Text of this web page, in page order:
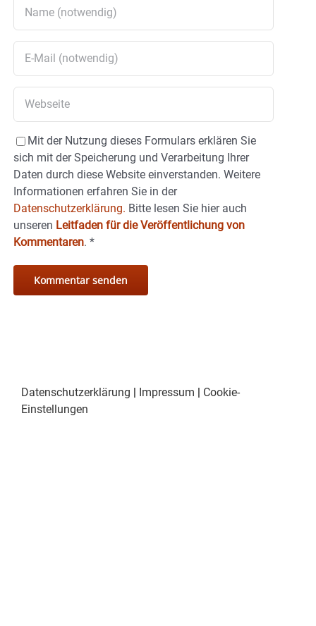
Mit der Nutzung dieses Formulars erklären Sie
sich mit der Speicherung und Verarbeitung Ihrer
Daten durch diese Website einverstanden. Weitere
Informationen erfahren Sie in der
Datenschutzerklärung. Bitte lesen Sie hier auch
unseren Leitfaden für die Veröffentlichung von
Kommentaren. *
Datenschutzerklärung | Impressum | Cookie-
Einstellungen